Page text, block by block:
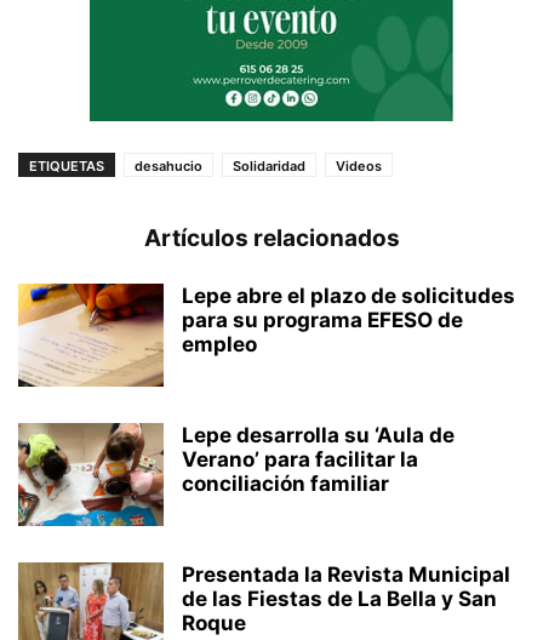
ETIQUETAS desahucio Solidaridad Videos
Artículos relacionados
Lepe abre el plazo de solicitudes
para su programa EFESO de
empleo
Lepe desarrolla su ‘Aula de
Verano’ para facilitar la
conciliación familiar
Presentada la Revista Municipal
de las Fiestas de La Bella y San
Roque